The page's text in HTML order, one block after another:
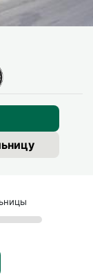
с
потерю
в
могут
техники и